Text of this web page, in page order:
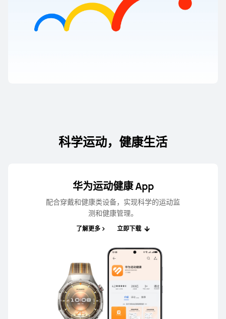
华为儿童手表 5 Pro
了解更多 购买
华为儿童手表 5
了解更多 购买
科学运动，健康生活
华为运动健康 App
配合穿戴和健康类设备，实现科学的运动监
测和健康管⁠理。
了解更多 立即下载